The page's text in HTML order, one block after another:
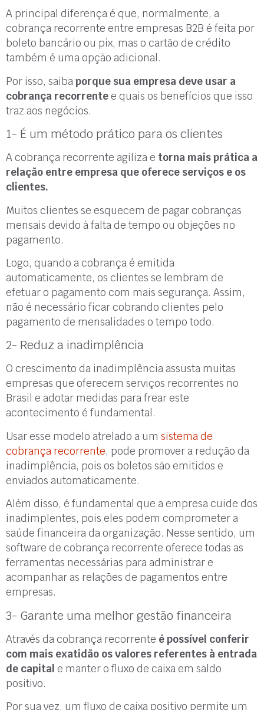
A principal diferença é que, normalmente, a
cobrança recorrente entre empresas B2B é feita por
boleto bancário ou pix, mas o cartão de crédito
também é uma opção adicional.
Por isso, saibaporque sua empresa deve usar a
cobrança recorrentee quais os benefícios que isso
traz aos negócios.
1- É um método prático para os clientes
A cobrança recorrente agiliza e torna mais prática a
relação entre empresa que oferece serviços e os
clientes.
Muitos clientes se esquecem de pagar cobranças
mensais devido à falta de tempo ou objeções no
pagamento.
Logo, quando a cobrança é emitida
automaticamente, os clientes se lembram de
efetuar o pagamento com mais segurança. Assim,
não é necessário ficar cobrando clientes pelo
pagamento de mensalidades o tempo todo.
2- Reduz a inadimplência
O crescimento da inadimplência assusta muitas
empresas que oferecem serviços recorrentes no
Brasil e adotar medidas para frear este
acontecimento é fundamental.
Usar esse modelo atrelado a um sistema de
cobrança recorrente, pode promover a redução da
inadimplência, pois os boletos são emitidos e
enviados automaticamente.
Além disso, é fundamental que a empresa cuide dos
inadimplentes, pois eles podem comprometer a
saúde financeira da organização. Nesse sentido, um
software de cobrança recorrente oferece todas as
ferramentas necessárias para administrar e
acompanhar as relações de pagamentos entre
empresas.
3- Garante uma melhor gestão financeira
Através da cobrança recorrente é possível conferir
com mais exatidão os valores referentes à entrada
de capital e manter o fluxo de caixa em saldo
positivo.
Por sua vez, um fluxo de caixa positivo permite um